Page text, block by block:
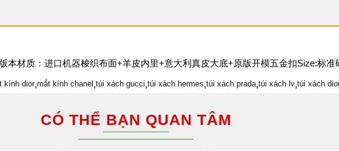
本材质：进口机器梭织布面+羊皮内里+意大利真皮大底+原版开模五金扣Size:标准
kính dior,mắt kính chanel ,túi xách gucci,túi xách hermes,túi xách prada,túi xách lv,túi xách
CÓ THỂ BẠN QUAN TÂM